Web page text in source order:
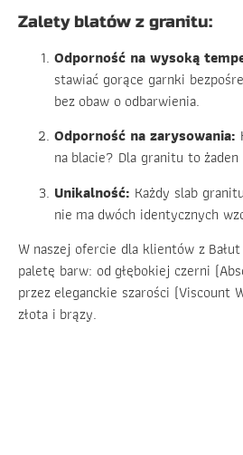
Zalety blatów z granitu:
Odporność na wysoką
stawiać gorące garnki
bez obaw o odbarwienia.
Odporność na zarysowania:
na blacie? Dla granitu to
Unikalność: Każdy slab
nie ma dwóch identycznych
W naszej ofercie dla klientów z
paletę barw: od głębokiej czerni
przez eleganckie szarości (Viscount
złota i brązy.